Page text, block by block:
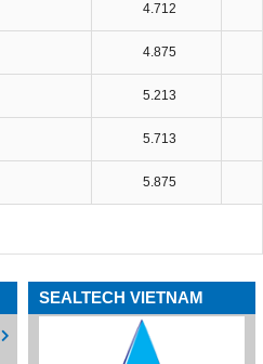
4.712
4.875
5.213
5.713
5.875
SEALTECH VIETNAM